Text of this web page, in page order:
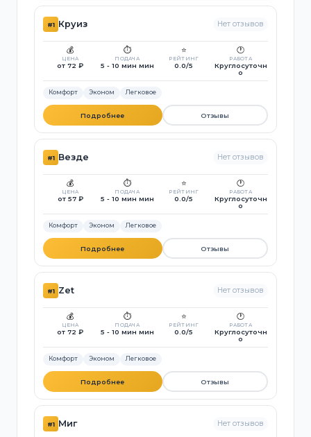
#1 Круиз Нет отзывов
💰
ЦЕНА
от 72 ₽
⏱️
ПОДАЧА
5 - 10 мин мин
⭐
РЕЙТИНГ
0.0/5
🕐
РАБОТА
Круглосуточн
о
Комфорт Эконом Легковое
Подробнее Отзывы
#1 Везде Нет отзывов
💰
ЦЕНА
от 57 ₽
⏱️
ПОДАЧА
5 - 10 мин мин
⭐
РЕЙТИНГ
0.0/5
🕐
РАБОТА
Круглосуточн
о
Комфорт Эконом Легковое
Подробнее Отзывы
#1 Zet Нет отзывов
💰
ЦЕНА
от 72 ₽
⏱️
ПОДАЧА
5 - 10 мин мин
⭐
РЕЙТИНГ
0.0/5
🕐
РАБОТА
Круглосуточн
о
Комфорт Эконом Легковое
Подробнее Отзывы
#1 Миг Нет отзывов